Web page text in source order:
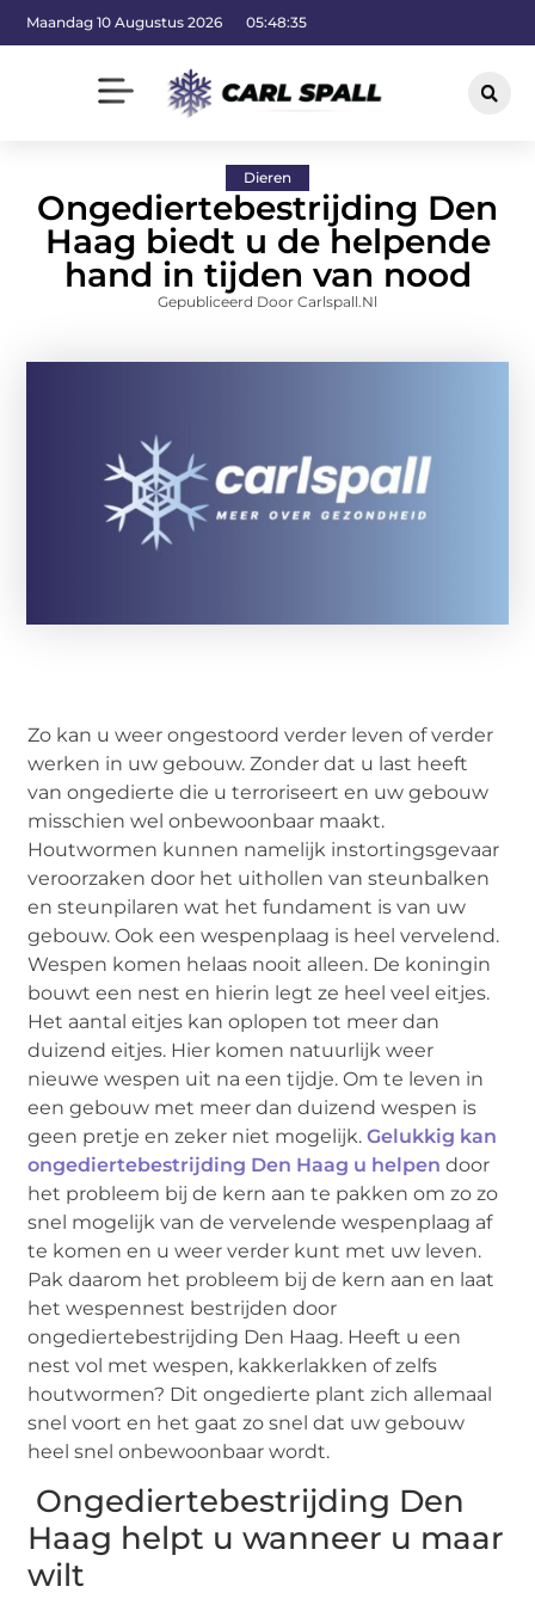
Maandag 10 Augustus 2026 05:48:35
Dieren
Ongediertebestrijding Den
Haag biedt u de helpende
hand in tijden van nood
Gepubliceerd Door Carlspall.nl
Zo kan u weer ongestoord verder leven of verder
werken in uw gebouw. Zonder dat u last heeft
van ongedierte die u terroriseert en uw gebouw
misschien wel onbewoonbaar maakt.
Houtwormen kunnen namelijk instortingsgevaar
veroorzaken door het uithollen van steunbalken
en steunpilaren wat het fundament is van uw
gebouw. Ook een wespenplaag is heel vervelend.
Wespen komen helaas nooit alleen. De koningin
bouwt een nest en hierin legt ze heel veel eitjes.
Het aantal eitjes kan oplopen tot meer dan
duizend eitjes. Hier komen natuurlijk weer
nieuwe wespen uit na een tijdje. Om te leven in
een gebouw met meer dan duizend wespen is
geen pretje en zeker niet mogelijk.Gelukkig kan
ongediertebestrijding Den Haag u helpen door
het probleem bij de kern aan te pakken om zo zo
snel mogelijk van de vervelende wespenplaag af
te komen en u weer verder kunt met uw leven.
Pak daarom het probleem bij de kern aan en laat
het wespennest bestrijden door
ongediertebestrijding Den Haag. Heeft u een
nest vol met wespen, kakkerlakken of zelfs
houtwormen? Dit ongedierte plant zich allemaal
snel voort en het gaat zo snel dat uw gebouw
heel snel onbewoonbaar wordt.
Ongediertebestrijding Den
Haag helpt u wanneer u maar
wilt